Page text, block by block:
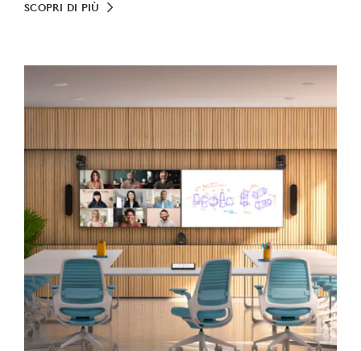
SCOPRI DI PIÙ